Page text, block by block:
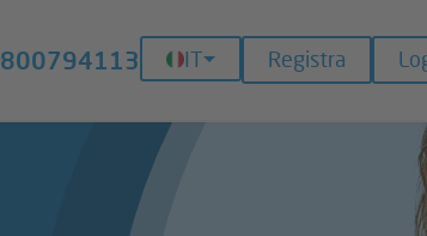
800794113 IT Registra